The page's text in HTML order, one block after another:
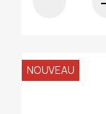
NOUVEAU